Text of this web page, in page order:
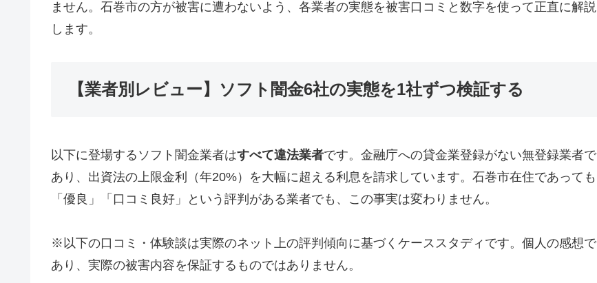
ません。石巻市の方が被害に遭わないよう、各業者の実態を被害口コミと数字を使って正直に解説
します。
【業者別レビュー】ソフト闇金6社の実態を1社ずつ検証する
以下に登場するソフト闇金業者はすべて違法業者です。金融庁への貸金業登録がない無登録業者で
あり、出資法の上限金利（年20%）を大幅に超える利息を請求しています。石巻市在住であっても
「優良」「口コミ良好」という評判がある業者でも、この事実は変わりません。
※以下の口コミ・体験談は実際のネット上の評判傾向に基づくケーススタディです。個人の感想で
あり、実際の被害内容を保証するものではありません。